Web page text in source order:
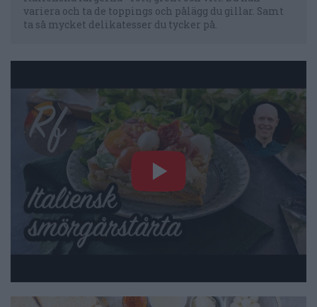
variera och ta de toppings och pålägg du gillar. Samt
ta så mycket delikatesser du tycker på.